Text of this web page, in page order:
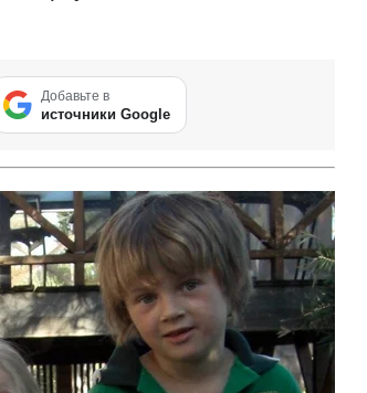
Добавьте в
источники Google